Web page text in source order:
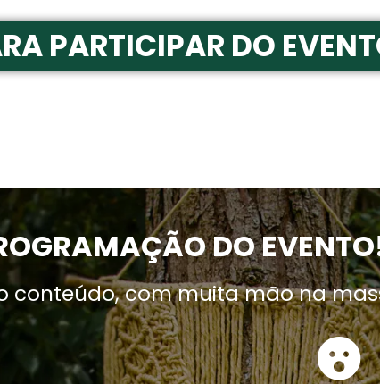
PARTICIPAR DO
DO
conteúdo, com muita mão na